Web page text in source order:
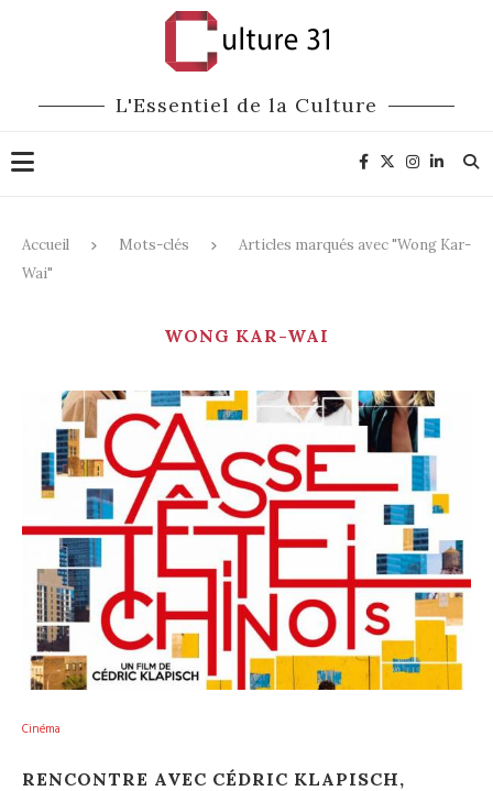
L'Essentiel de la Culture
Accueil Mots-clés
Articles marqués avec "Wong Kar-
Wai"
WONG KAR-WAI
Cinéma
RENCONTRE AVEC CÉDRIC KLAPISCH,